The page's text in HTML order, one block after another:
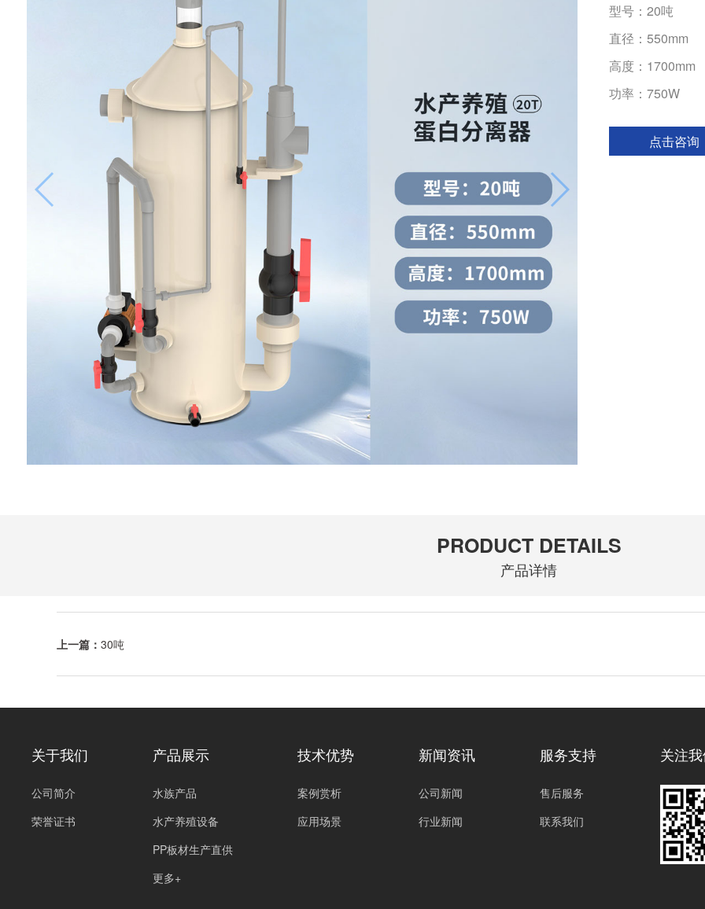
型号：20吨
直径：550mm
高度：1700mm
功率：750W
点击咨询
PRODUCT DETAILS
产品详情
上一篇： 30吨
关于我们
公司简介
荣誉证书
产品展示
水族产品
水产养殖设备
PP板材生产直供
更多+
技术优势
案例赏析
应用场景
新闻资讯
公司新闻
行业新闻
服务支持
售后服务
联系我们
关注